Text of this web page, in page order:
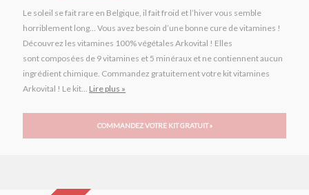
Le soleil se fait rare en Belgique, il fait froid et l’hiver vous semble
horriblement long… Vous avez besoin d’une bonne cure de vitamines !
Découvrez les vitamines 100% végétales Arkovital ! Elles
sont composées de 9 vitamines et 5 minéraux et ne contiennent aucun
ingrédient chimique. Commandez gratuitement votre kit vitamines
Arkovital ! Le kit... Lire plus »
COMMANDEZ VOTRE KIT GRATUIT »